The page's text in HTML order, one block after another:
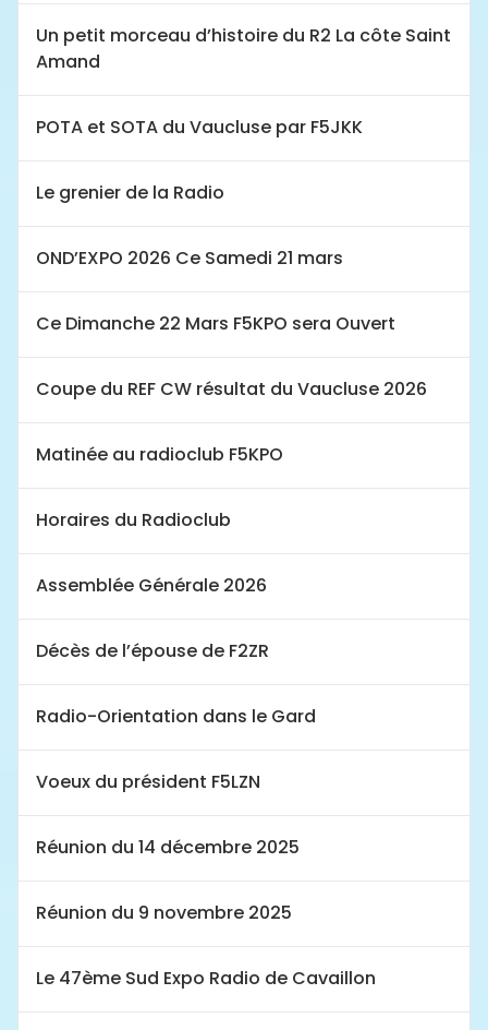
Un petit morceau d’histoire du R2 La côte Saint
Amand
POTA et SOTA du Vaucluse par F5JKK
Le grenier de la Radio
OND’EXPO 2026 Ce Samedi 21 mars
Ce Dimanche 22 Mars F5KPO sera Ouvert
Coupe du REF CW résultat du Vaucluse 2026
Matinée au radioclub F5KPO
Horaires du Radioclub
Assemblée Générale 2026
Décès de l’épouse de F2ZR
Radio-Orientation dans le Gard
Voeux du président F5LZN
Réunion du 14 décembre 2025
Réunion du 9 novembre 2025
Le 47ème Sud Expo Radio de Cavaillon